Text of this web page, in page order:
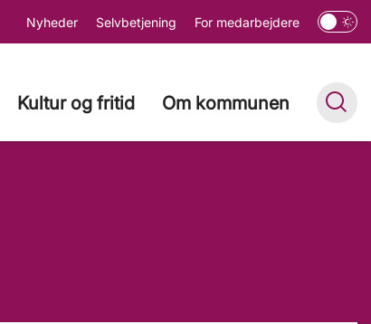
Nyheder Selvbetjening For medarbejdere
Kultur og fritid Om kommunen